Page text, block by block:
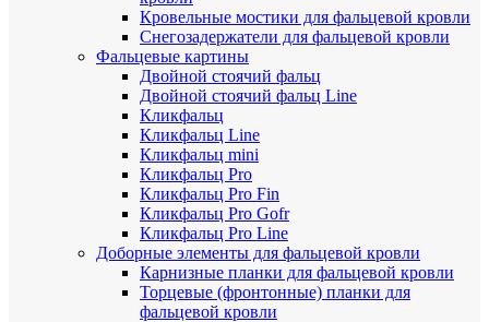
Кровельные мостики для фальцевой кровли
Снегозадержатели для фальцевой кровли
Фальцевые картины
Двойной стоячий фальц
Двойной стоячий фальц Line
Кликфальц
Кликфальц Line
Кликфальц mini
Кликфальц Pro
Кликфальц Pro Fin
Кликфальц Pro Gofr
Кликфальц Pro Line
Доборные элементы для фальцевой кровли
Карнизные планки для фальцевой кровли
Торцевые (фронтонные) планки для
фальцевой кровли